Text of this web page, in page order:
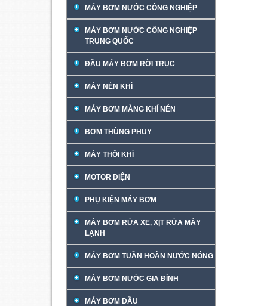
MÁY BƠM NƯỚC CÔNG NGHIỆP
MÁY BƠM NƯỚC CÔNG NGHIỆP
TRUNG QUỐC
ĐẦU MÁY BƠM RỜI TRỤC
MÁY NÉN KHÍ
MÁY BƠM MÀNG KHÍ NÉN
BƠM THÙNG PHUY
MÁY THỔI KHÍ
MOTOR ĐIỆN
PHỤ KIỆN MÁY BƠM
MÁY BƠM RỬA XE, XỊT RỬA MÁY
LẠNH
MÁY BƠM TUẦN HOÀN NƯỚC NÓNG
MÁY BƠM NƯỚC GIA ĐÌNH
MÁY BƠM DẦU